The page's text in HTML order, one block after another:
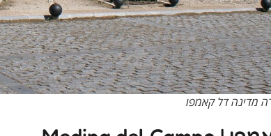
מדינה דל קאמפו